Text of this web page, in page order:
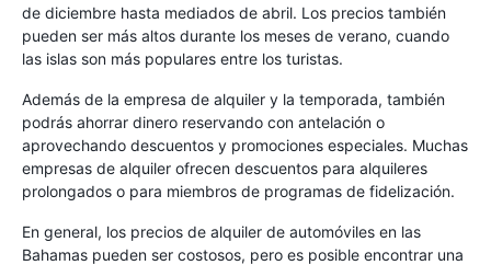
de diciembre hasta mediados de abril. Los precios también
pueden ser más altos durante los meses de verano, cuando
las islas son más populares entre los turistas.
Además de la empresa de alquiler y la temporada, también
podrás ahorrar dinero reservando con antelación o
aprovechando descuentos y promociones especiales. Muchas
empresas de alquiler ofrecen descuentos para alquileres
prolongados o para miembros de programas de fidelización.
En general, los precios de alquiler de automóviles en las
Bahamas pueden ser costosos, pero es posible encontrar una